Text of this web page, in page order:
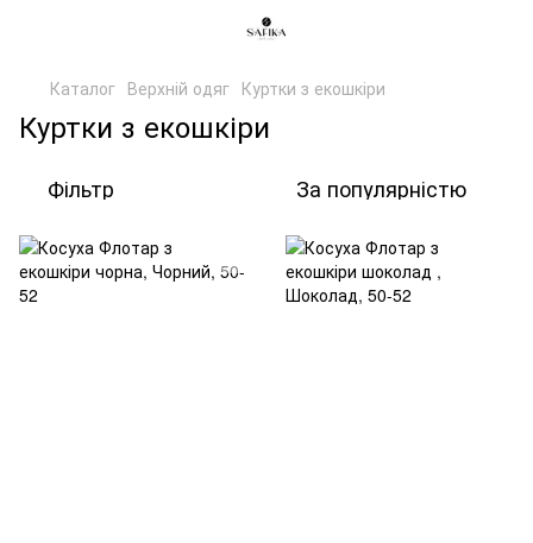
Каталог Верхній одяг Куртки з екошкіри
Куртки з екошкіри
Фільтр За популярністю